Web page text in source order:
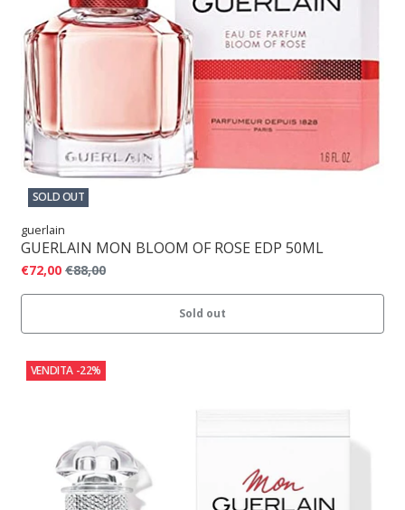
SOLD OUT
guerlain
GUERLAIN MON BLOOM OF ROSE EDP 50ML
€72,00 €88,00
Sold out
VENDITA -22%